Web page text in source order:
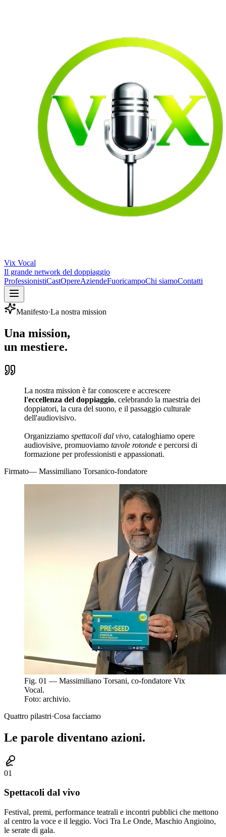
Vix Vocal
Il grande network del doppiaggio
ProfessionistiCastOpereAziendeFuoricampoChi siamoContatti
Manifesto·La nostra mission
Una mission,
un mestiere.
La nostra mission è far conoscere e accrescere
l'eccellenza del doppiaggio, celebrando la maestria dei
doppiatori, la cura del suono, e il passaggio culturale
dell'audiovisivo.
Organizziamo spettacoli dal vivo, cataloghiamo opere
audiovisive, promuoviamo tavole rotonde e percorsi di
formazione per professionisti e appassionati.
Firmato— Massimiliano Torsanico-fondatore
Fig. 01 — Massimiliano Torsani, co-fondatore Vix
Vocal.
Foto: archivio.
Quattro pilastri·Cosa facciamo
Le parole diventano azioni.
01
Spettacoli dal vivo
Festival, premi, performance teatrali e incontri pubblici che mettono
al centro la voce e il leggio. Voci Tra Le Onde, Maschio Angioino,
le serate di gala.